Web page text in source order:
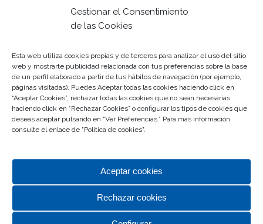
Gestionar el Consentimiento
de las Cookies
Esta web utiliza cookies propias y de terceros para analizar el uso del sitio
web y mostrarte publicidad relacionada con tus preferencias sobre la base
de un perfil elaborado a partir de tus hábitos de navegación (por ejemplo,
páginas visitadas). Puedes Aceptar todas las cookies haciendo click en
“Aceptar Cookies”, rechazar todas las cookies que no sean necesarias
haciendo click en “Rechazar Cookies” o configurar los tipos de cookies que
deseas aceptar pulsando en “Ver Preferencias.” Para más información
consulte el enlace de "Política de cookies".
Aceptar cookies
Rechazar cookies
Complementos
Hipermercado